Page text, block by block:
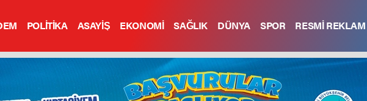
POLİTİKA ASAYİŞ EKONOMİ SAĞLIK DÜNYA SPOR RESMİ REKLAM